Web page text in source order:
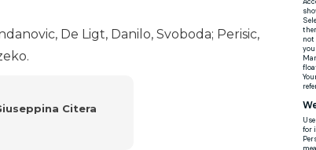
De Ligt, Danilo, Svoboda; Perisic,
Citera